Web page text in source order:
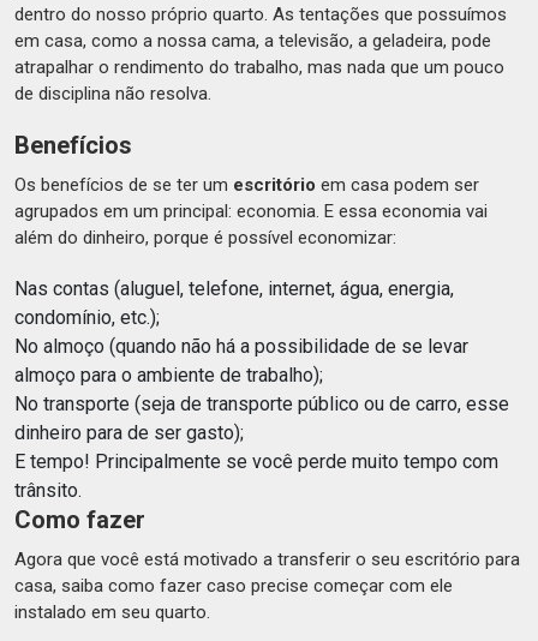
dentro do nosso próprio quarto. As tentações que possuímos
em casa, como a nossa cama, a televisão, a geladeira, pode
atrapalhar o rendimento do trabalho, mas nada que um pouco
de disciplina não resolva.
Benefícios
Os benefícios de se ter um escritório em casa podem ser
agrupados em um principal: economia. E essa economia vai
além do dinheiro, porque é possível economizar:
Nas contas (aluguel, telefone, internet, água, energia,
condomínio, etc.);
No almoço (quando não há a possibilidade de se levar
almoço para o ambiente de trabalho);
No transporte (seja de transporte público ou de carro, esse
dinheiro para de ser gasto);
E tempo! Principalmente se você perde muito tempo com
trânsito.
Como fazer
Agora que você está motivado a transferir o seu escritório para
casa, saiba como fazer caso precise começar com ele
instalado em seu quarto.